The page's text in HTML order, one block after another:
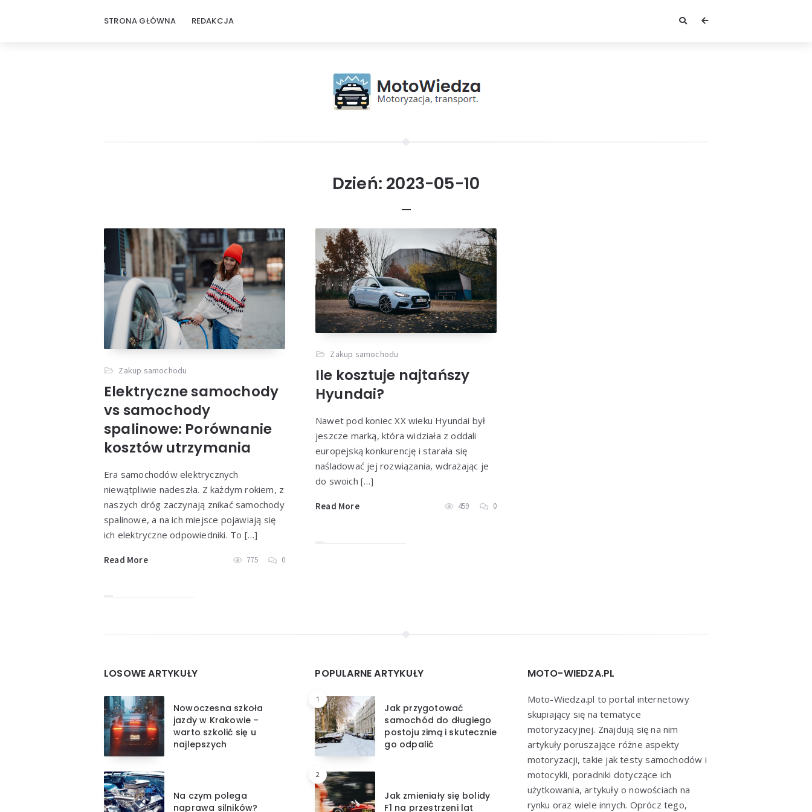
STRONA GŁÓWNA REDAKCJA
Dzień: 2023-05-10
Zakup samochodu
Elektryczne samochody
vs samochody
spalinowe: Porównanie
kosztów utrzymania
Era samochodów elektrycznych
niewątpliwie nadeszła. Z każdym rokiem, z
naszych dróg zaczynają znikać samochody
spalinowe, a na ich miejsce pojawiają się
ich elektryczne odpowiedniki. To […]
Read More 775 0
Zakup samochodu
Ile kosztuje najtańszy
Hyundai?
Nawet pod koniec XX wieku Hyundai był
jeszcze marką, która widziała z oddali
europejską konkurencję i starała się
naśladować jej rozwiązania, wdrażając je
do swoich […]
Read More 459 0
LOSOWE ARTYKUŁY
Nowoczesna szkoła
jazdy w Krakowie –
warto szkolić się u
najlepszych
Na czym polega
naprawa silników?
POPULARNE ARTYKUŁY
1
Jak przygotować
samochód do długiego
postoju zimą i skutecznie
go odpalić
2
Jak zmieniały się bolidy
F1 na przestrzeni lat
MOTO-WIEDZA.PL
Moto-Wiedza.pl to portal internetowy
skupiający się na tematyce
motoryzacyjnej. Znajdują się na nim
artykuły poruszające różne aspekty
motoryzacji, takie jak testy samochodów i
motocykli, poradniki dotyczące ich
użytkowania, artykuły o nowościach na
rynku oraz wiele innych. Oprócz tego,